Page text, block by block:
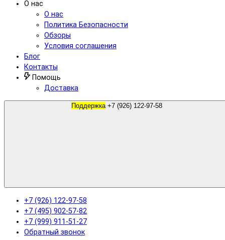
О нас
О нас
Политика Безопасности
Обзоры
Условия соглашения
Блог
Контакты
Помощь
Доставка
Поддержка +7 (926) 122-97-58
+7 (926) 122-97-58
+7 (495) 902-57-82
+7 (999) 911-51-27
Обратный звонок